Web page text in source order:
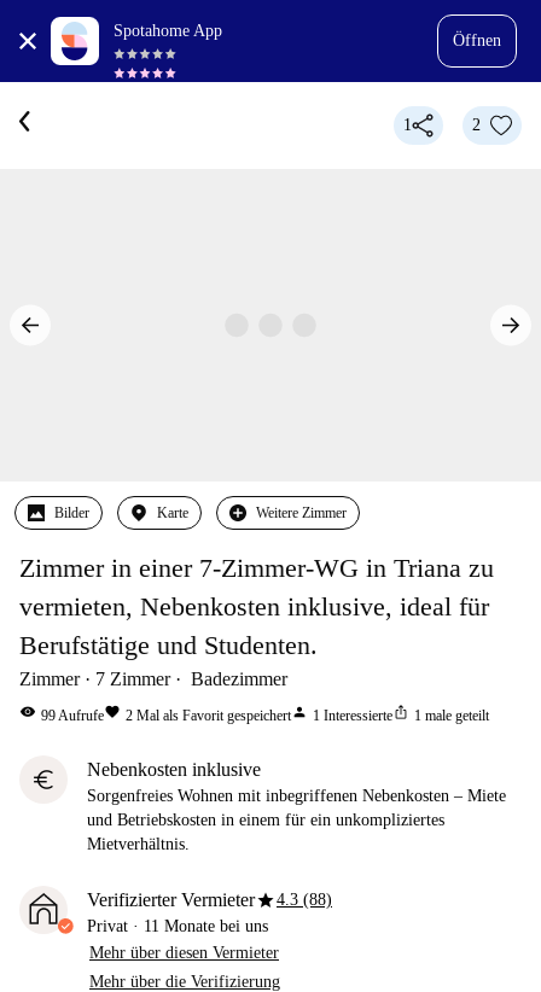
Spotahome App
Öffnen
1 2
Bilder Karte Weitere Zimmer
Zimmer in einer 7-Zimmer-WG in Triana zu
vermieten, Nebenkosten inklusive, ideal für
Berufstätige und Studenten.
Zimmer 7 Zimmer Badezimmer
visibility 99Aufrufefavorite 2 Mal als Favorit gespeichertperson 1 Interessierteios_share 1 male geteilt
euro Nebenkosten inklusive
Sorgenfreies Wohnen mit inbegriffenen Nebenkosten – Miete
und Betriebskosten in einem für ein unkompliziertes
Mietverhältnis.
Verifizierter Vermieterstar4.3 (88)
Privat · 11 Monate bei uns
Mehr über diesen Vermieter
Mehr über die Verifizierung